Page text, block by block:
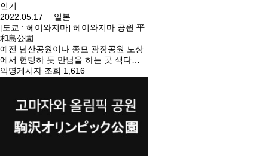
인기
2022.05.17 일본
[도쿄 : 헤이와지마] 헤이와지마 공원 平
和島公園
예전 남산공원이나 종묘 광장공원 노상
에서 헌팅하 듯 만남을 하는 곳 색다른
경험을 해보고 싶으시다면 방문해 보세
15분 주소 : 도쿄도 오타구 헤이와지마
4-2-2 주소 : 東京都大田区平和島4-2-2
익명게시자 조회 1,616